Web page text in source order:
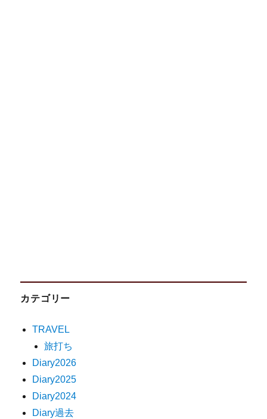
カテゴリー
TRAVEL
旅打ち
Diary2026
Diary2025
Diary2024
Diary過去